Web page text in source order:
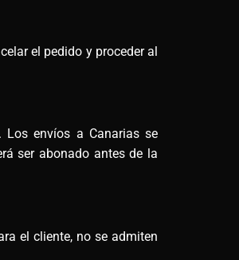
el pedido y proceder al
Los envíos a Canarias se
ser abonado antes de la
el cliente, no se admiten